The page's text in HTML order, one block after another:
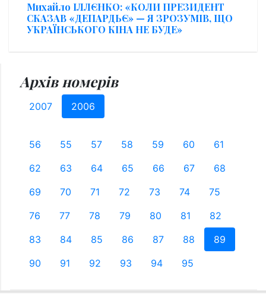
Михайло ІЛЛЄНКО: «КОЛИ ПРЕЗИДЕНТ
СКАЗАВ «ДЕПАРДЬЄ» — Я ЗРОЗУМІВ, ЩО
УКРАЇНСЬКОГО КІНА НЕ БУДЕ»
Архів номерів
2007 2006
56 55 57 58 59 60
61
62
63 64 65 66 67
68
69
70 71 72 73 74
75
76
77 78 79 80 81
82
83
84 85 86 87 88
89
90
91 92 93 94 95